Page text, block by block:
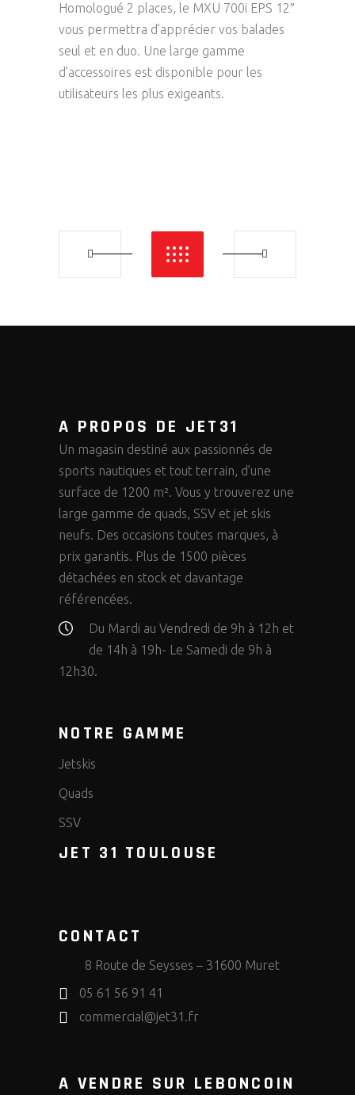
Homologué 2 places, le MXU 700i EPS 12″
vous permettra d’apprécier vos balades
seul et en duo. Une large gamme
d’accessoires est disponible pour les
utilisateurs les plus exigeants.
A PROPOS DE JET31
Un magasin destiné aux passionnés de
sports nautiques et tout terrain, d’une
surface de 1200 m². Vous y trouverez une
large gamme de quads, SSV et jet skis
neufs. Des occasions toutes marques, à
prix garantis. Plus de 1500 pièces
détachées en stock et davantage
référencées.
Du Mardi au Vendredi de 9h à 12h et
de 14h à 19h- Le Samedi de 9h à
12h30.
NOTRE GAMME
Jetskis
Quads
SSV
JET 31 TOULOUSE
CONTACT
8 Route de Seysses – 31600 Muret
05 61 56 91 41
commercial@jet31.fr
A VENDRE SUR LEBONCOIN